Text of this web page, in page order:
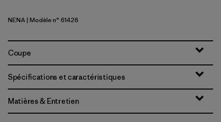
New Navy
NENA| Modèle n° 61426
Coupe
Spécifications et caractéristiques
Matières & Entretien